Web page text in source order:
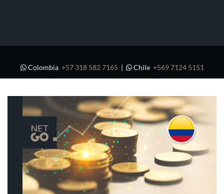
Colombia +57 318 582 7165 | Chile +569 7124 5151